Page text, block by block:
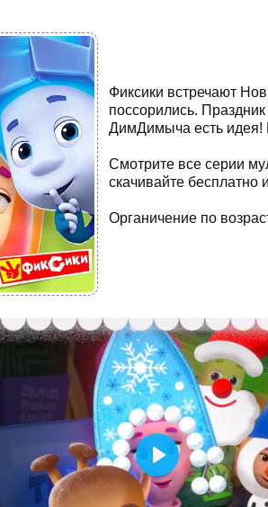
Фиксики встречают
поссорились.
ДимДимыча есть идея!
Смотрите все серии
скачивайте бесплатно
Органичение по
Play